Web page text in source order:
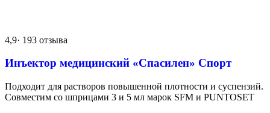
4,9· 193 отзыва
Инъектор медицинский «Спасилен» Спорт
Подходит для растворов повышенной плотности и суспензий.
Совместим со шприцами 3 и 5 мл марок SFM и PUNTOSET